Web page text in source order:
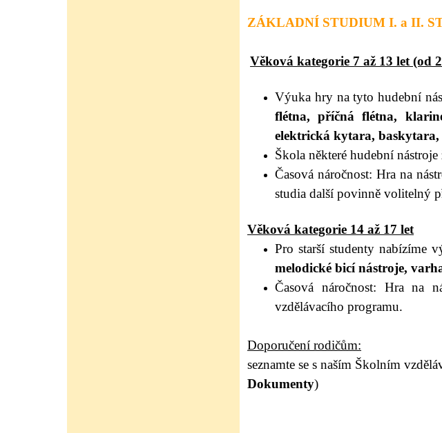
ZÁKLADNÍ STUDIUM I. a II.
Věková kategorie 7 až 13 let (od
Výuka hry na tyto hudební
flétna, příčná flétna,
elektrická kytara, baskytara,
Škola některé hudební
Časová náročnost: Hra na
studia další povinně volitelný
Věková kategorie 14 až 17 let
Pro starší studenty nabízíme
melodické bicí nástroje,
Časová náročnost: Hra na
vzdělávacího programu.
Doporučení rodičům:
seznamte se s naším Školním
Dokumenty)